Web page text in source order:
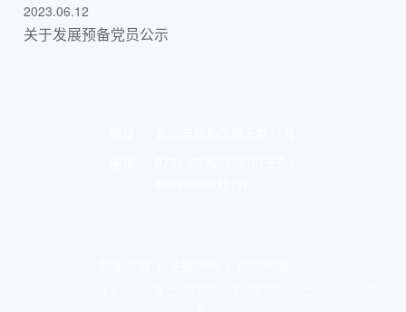
2023.06.12
关于发展预备党员公示